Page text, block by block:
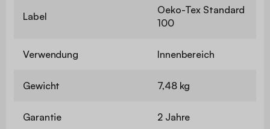
Label
Oeko-Tex Standard
100
Verwendung Innenbereich
Gewicht 7,48 kg
Garantie 2 Jahre